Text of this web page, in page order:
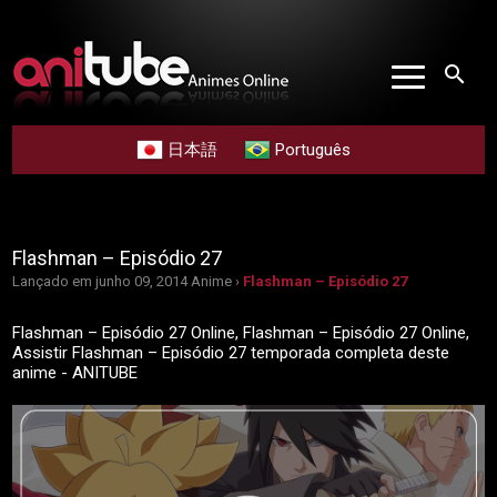
search
日本語 Português
Flashman – Episódio 27
Lançado em junho 09, 2014 Anime › Flashman – Episódio 27
Flashman – Episódio 27 Online, Flashman – Episódio 27 Online,
Assistir Flashman – Episódio 27 temporada completa deste
anime - ANITUBE